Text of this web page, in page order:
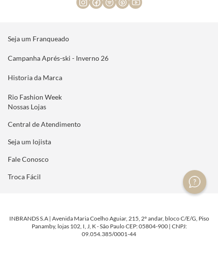
Seja um Franqueado
Campanha Aprés-ski - Inverno 26
Historia da Marca
Rio Fashion Week
Nossas Lojas
Central de Atendimento
Seja um lojista
Fale Conosco
Troca Fácil
INBRANDS S.A | Avenida Maria Coelho Aguiar, 215, 2º andar, bloco C/E/G, Piso
Panamby, lojas 102, I, J, K - São Paulo CEP: 05804-900 | CNPJ:
09.054.385/0001-44